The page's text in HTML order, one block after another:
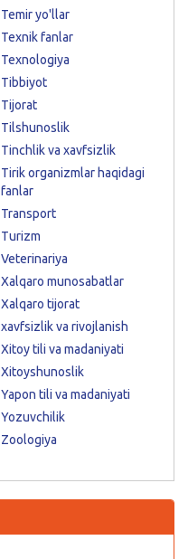
Temir yo'llar
Texnik fanlar
Texnologiya
Tibbiyot
Tijorat
Tilshunoslik
Tinchlik va xavfsizlik
Tirik organizmlar haqidagi
fanlar
Transport
Turizm
Veterinariya
Xalqaro munosabatlar
Xalqaro tijorat
xavfsizlik va rivojlanish
Xitoy tili va madaniyati
Xitoyshunoslik
Yapon tili va madaniyati
Yozuvchilik
Zoologiya